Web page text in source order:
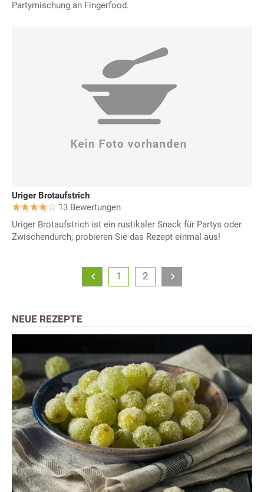
Partymischung an Fingerfood.
Uriger Brotaufstrich
13 Bewertungen
Uriger Brotaufstrich ist ein rustikaler Snack für Partys oder
Zwischendurch, probieren Sie das Rezept einmal aus!
1 2
NEUE REZEPTE